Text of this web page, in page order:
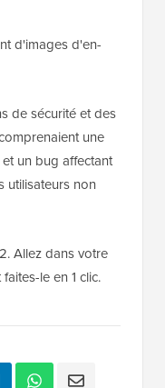
d'images d'en-
de sécurité et des
une
un bug affectant
utilisateurs non
Allez dans votre
le en 1 clic.